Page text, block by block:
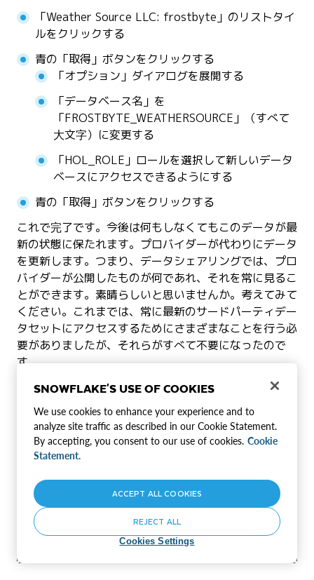
「Weather Source LLC: frostbyte」のリストタイ
ルをクリックする
青の「取得」ボタンをクリックする
「オプション」ダイアログを展開する
「データベース名」を
「FROSTBYTE_WEATHERSOURCE」（すべて
大文字）に変更する
「HOL_ROLE」ロールを選択して新しいデータ
ベースにアクセスできるようにする
青の「取得」ボタンをクリックする
これで完了です。今後は何もしなくてもこのデータが最
新の状態に保たれます。プロバイダーが代わりにデータ
を更新します。つまり、データシェアリングでは、プロ
バイダーが公開したものが何であれ、それを常に見るこ
とができます。素晴らしいと思いませんか。考えてみて
ください。これまでは、常に最新のサードパーティデー
タセットにアクセスするためにさまざまなことを行う必
要がありましたが、それらがすべて不要になったので
す。
スクリプトの実行
左側のナビゲーションバーにあるファイルエクスプロー
ラーから、VS Codeで steps/03_load_weather.sql スク
リプトを開き、スクリプトを実行します。Snowflake
かに簡単であるかに注意してください。Snowflakeの他
のテーブルやビューと同じようにアクセスします。
FROSTBYTE_WEATHERSOURCE
COPY
SNOWFLAKE'S USE OF COOKIES
We use cookies to enhance your experience and to
analyze site traffic as described in our Cookie Statement.
By accepting, you consent to our use of cookies. Cookie
Statement.
Cookies Settings
REJECT ALL
ACCEPT ALL COOKIES